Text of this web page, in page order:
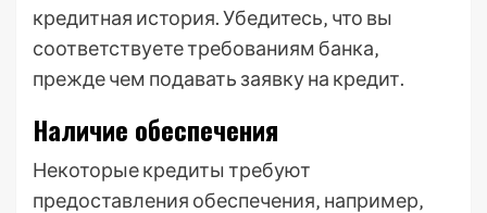
кредитная история. Убедитесь‚ что вы
соответствуете требованиям банка‚
прежде чем подавать заявку на кредит.
Наличие обеспечения
Некоторые кредиты требуют
предоставления обеспечения‚ например‚